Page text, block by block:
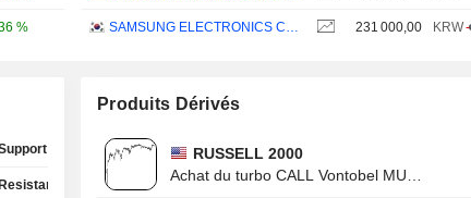
% 231 000,00 KRW
Test
Test
Produits Dérivés
RUSSELL 2000
Achat du turbo CALL Vontobel MU13V